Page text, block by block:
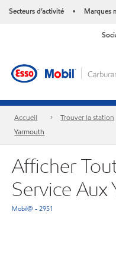
Secteurs d’activité • Marques
Accueil Trouver la station
Yarmouth
Afficher
Service Aux
Mobil@ - 2951